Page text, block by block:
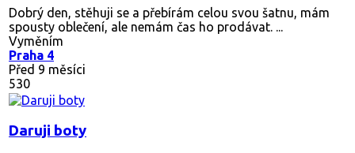
Dobrý den, stěhuji se a přebírám celou svou šatnu, mám
spousty oblečení, ale nemám čas ho prodávat. ...
Vyměním
Praha 4
Před 9 měsíci
530
Daruji boty